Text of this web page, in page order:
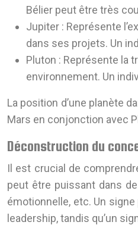
Bélier peut être très
Jupiter : Représente
dans ses projets. Un
Pluton : Représente la
environnement. Un
La position d’une planète
Mars en conjonction avec
Déconstruction du
Il est crucial de
peut être puissant dans
émotionnelle, etc. Un
leadership, tandis qu’un